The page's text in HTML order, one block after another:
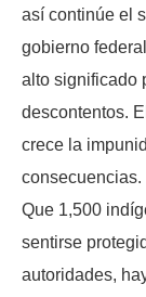
así continúe el
gobierno
alto significado
descontentos.
crece la
consecuencias.
Que 1,500
sentirse
autoridades,